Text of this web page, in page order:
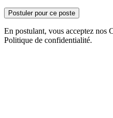
Postuler pour ce poste
En postulant, vous acceptez nos
Politique de confidentialité.